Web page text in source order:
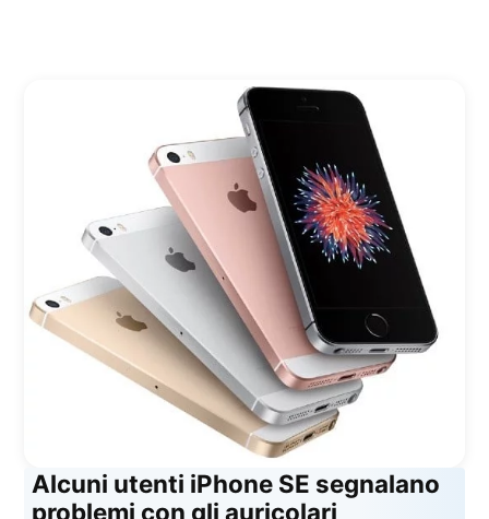
Alcuni utenti iPhone SE segnalano
problemi con gli auricolari